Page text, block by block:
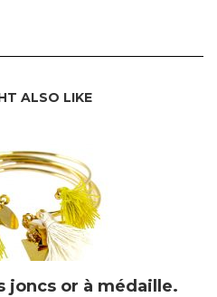
ALSO LIKE
joncs or à médaille.